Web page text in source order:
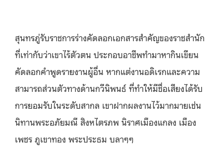
สุนทรภู่รับราชการร่างคัดลอกเอกสารสำคัญของราชสำนัก
ที่เท่ากับว่าเขาไร้ตัวตน ประกอบอาชีพทำมาหากินเขียน
คัดลอกคำพูดรายงานผู้อื่น หากแต่งานอดิเรกและความ
สามารถส่วนตัวทางด้านกวีนิพนธ์ ที่ทำให้มีชื่อเสียงได้รับ
การยอมรับในระดับสากล เขาฝากผลงานไว้มากมายเช่น
นิทานพระอภัยมณี สิงหไตรภพ นิราศเมืองแกลง เมือง
เพชร ภูเขาทอง พระประธม บลาๆๆ